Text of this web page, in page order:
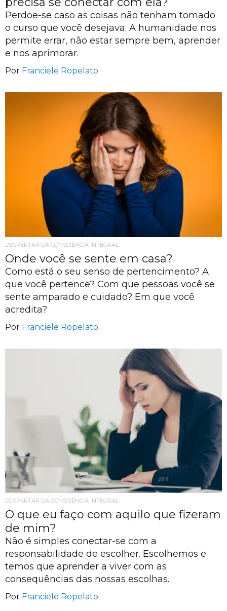
Perdoe-se caso as coisas não tenham tomado
o curso que você desejava. A humanidade nos
permite errar, não estar sempre bem, aprender
e nos aprimorar.
Por Franciele Ropelato
DESPERTAR DA CONSCIÊNCIA INTEGRAL
Onde você se sente em casa?
Como está o seu senso de pertencimento? A
que você pertence? Com que pessoas você se
sente amparado e cuidado? Em que você
acredita?
Por Franciele Ropelato
DESPERTAR DA CONSCIÊNCIA INTEGRAL
O que eu faço com aquilo que fizeram
de mim?
Não é simples conectar-se com a
responsabilidade de escolher. Escolhemos e
temos que aprender a viver com as
consequências das nossas escolhas.
Por Franciele Ropelato